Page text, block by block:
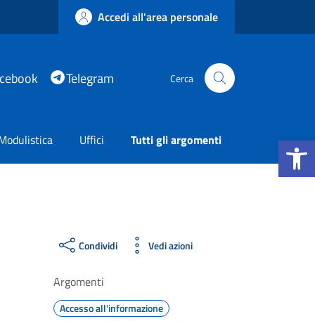
Apri la
Accedi all'area personale
Telegram Cerca
Uffici Tutti gli argomenti
Condividi Vedi azioni
Argomenti
Accesso all'informazione